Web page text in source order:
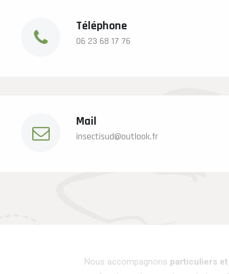
Téléphone
06 23 68 17 76
Mail
insectisud@outlook.fr
Nous accompagnons particuliers et